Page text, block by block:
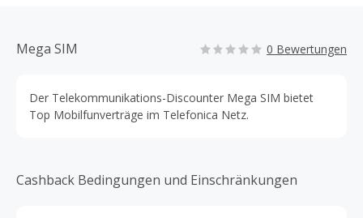
Mega SIM 0 Bewertungen
Der Telekommunikations-Discounter Mega SIM bietet
Top Mobilfunverträge im Telefonica Netz.
Cashback Bedingungen und Einschränkungen